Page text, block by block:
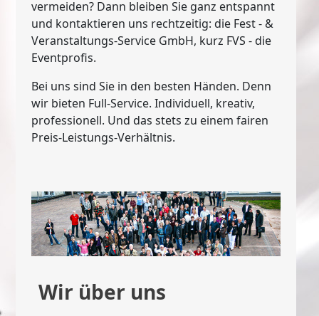
vermeiden? Dann bleiben Sie ganz entspannt
und kontaktieren uns rechtzeitig: die Fest - &
Veranstaltungs-Service GmbH, kurz FVS - die
Eventprofis.
Bei uns sind Sie in den besten Händen. Denn
wir bieten Full-Service. Individuell, kreativ,
professionell. Und das stets zu einem fairen
Preis-Leistungs-Verhältnis.
Wir über uns